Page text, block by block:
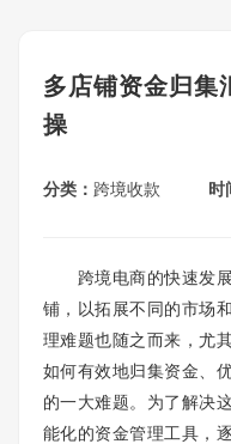
多店铺资金归集
操
分类： 跨境收款 时
跨境电商的快速发展
铺，以拓展不同的市场
理难题也随之而来，尤
如何有效地归集资金、
的一大难题。为了解决
能化的资金管理工具，